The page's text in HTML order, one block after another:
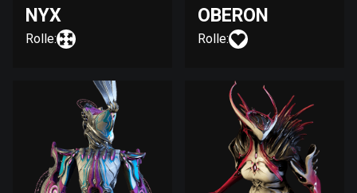
NYX
Rolle:
OBERON
Rolle: